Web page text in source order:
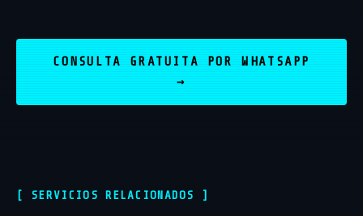
CONSULTA GRATUITA POR WHATSAPP
→
[ SERVICIOS RELACIONADOS ]